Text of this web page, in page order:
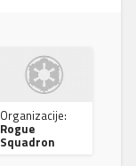
Organizacije:
Rogue
Squadron